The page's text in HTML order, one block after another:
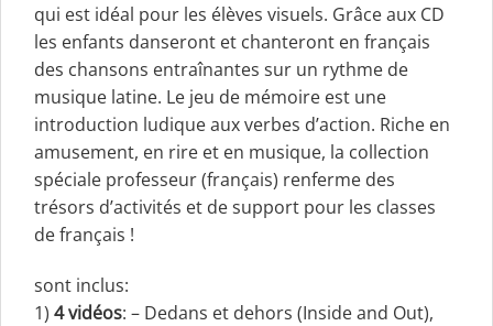
qui est idéal pour les élèves visuels. Grâce aux CD
les enfants danseront et chanteront en français
des chansons entraînantes sur un rythme de
musique latine. Le jeu de mémoire est une
introduction ludique aux verbes d’action. Riche en
amusement, en rire et en musique, la collection
spéciale professeur (français) renferme des
trésors d’activités et de support pour les classes
de français !
sont inclus:
1) 4 vidéos: – Dedans et dehors (Inside and Out),